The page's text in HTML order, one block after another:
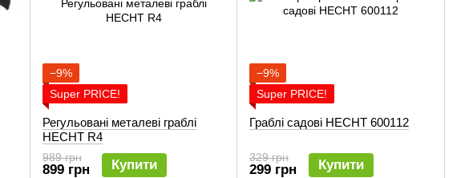
−9%
Super PRICE!
Регульовані металеві граблі
HECHT R4
989 грн
899 грн Купити
−9%
Super PRICE!
Граблі садові HECHT 600112
329 грн
299 грн Купити